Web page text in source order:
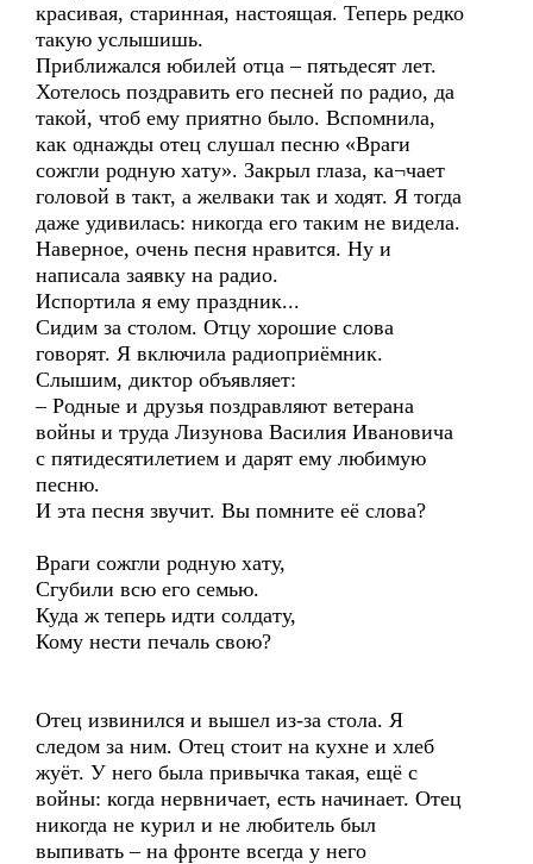
красивая, старинная, настоящая. Теперь редко
такую услышишь.
Приближался юбилей отца – пятьдесят лет.
Хотелось поздравить его песней по радио, да
такой, чтоб ему приятно было. Вспомнила,
как однажды отец слушал песню «Враги
сожгли родную хату». Закрыл глаза, ка¬чает
головой в такт, а желваки так и ходят. Я тогда
даже удивилась: никогда его таким не видела.
Наверное, очень песня нравится. Ну и
написала заявку на радио.
Испортила я ему праздник...
Сидим за столом. Отцу хорошие слова
говорят. Я включила радиоприёмник.
Слышим, диктор объявляет:
– Родные и друзья поздравляют ветерана
войны и труда Лизунова Василия Ивановича
с пятидесятилетием и дарят ему любимую
песню.
И эта песня звучит. Вы помните её слова?
Враги сожгли родную хату,
Сгубили всю его семью.
Куда ж теперь идти солдату,
Кому нести печаль свою?
Отец извинился и вышел из-за стола. Я
следом за ним. Отец стоит на кухне и хлеб
жуёт. У него была привычка такая, ещё с
войны: когда нервничает, есть начинает. Отец
никогда не курил и не любитель был
выпивать – на фронте всегда у него